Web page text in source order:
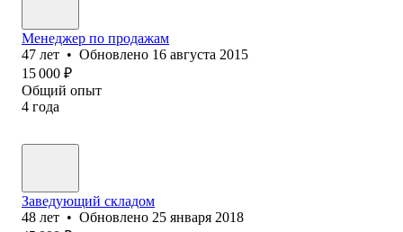
Менеджер по продажам
47 лет • Обновлено 16 августа 2015
15 000 ₽
Общий опыт
4 года
Заведующий складом
48 лет • Обновлено 25 января 2018